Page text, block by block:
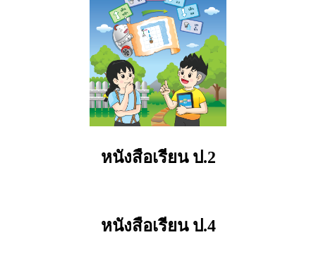
หนังสือเรียน ป.2
หนังสือเรียน ป.4